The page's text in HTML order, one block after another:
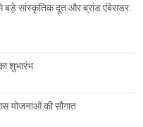
बड़े सांस्कृतिक दूत और ब्रांड एंबेसडर:
शुभारंभ
योजनाओं की सौगात